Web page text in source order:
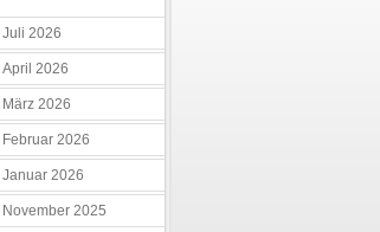
Juli 2026
April 2026
März 2026
Februar 2026
Januar 2026
November 2025